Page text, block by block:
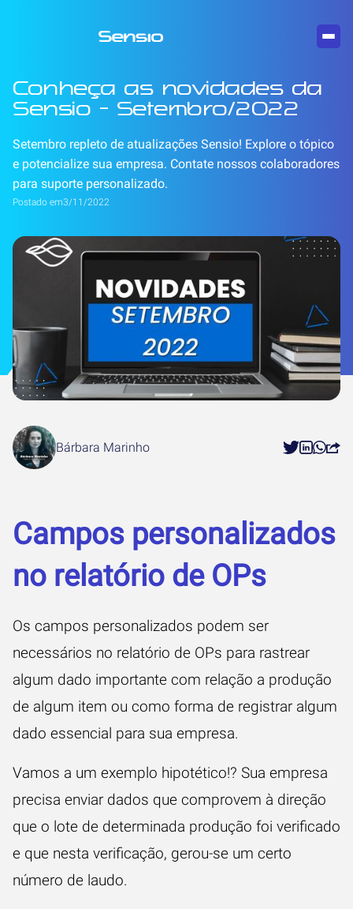
Conheça as novidades da
Sensio - Setembro/2022
Setembro repleto de atualizações Sensio! Explore o tópico
e potencialize sua empresa. Contate nossos colaboradores
para suporte personalizado.
Postado em3/11/2022
Bárbara Marinho
Campos personalizados
no relatório de OPs
Os campos personalizados podem ser
necessários no relatório de OPs para rastrear
algum dado importante com relação a produção
de algum item ou como forma de registrar algum
dado essencial para sua empresa.
Vamos a um exemplo hipotético!? Sua empresa
precisa enviar dados que comprovem à direção
que o lote de determinada produção foi verificado
e que nesta verificação, gerou-se um certo
número de laudo.